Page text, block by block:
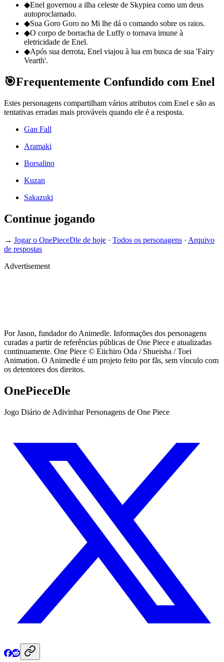
◆Enel governou a ilha celeste de Skypiea como um deus
autoproclamado.
◆Sua Goro Goro no Mi lhe dá o comando sobre os raios.
◆O corpo de borracha de Luffy o tornava imune à
eletricidade de Enel.
◆Após sua derrota, Enel viajou à lua em busca de sua 'Fairy
Vearth'.
🎯Frequentemente Confundido com Enel
Estes personagens compartilham vários atributos com Enel e são as
tentativas erradas mais prováveis quando ele é a resposta.
Gan Fall
Aramaki
Borsalino
Kuzan
Sakazuki
Continue jogando
→ Jogar o OnePieceDle de hoje · Todos os personagens · Arquivo
de respostas
Advertisement
Por Jason, fundador do Animedle. Informações dos personagens
curadas a partir de referências públicas de One Piece e atualizadas
continuamente. One Piece © Eiichiro Oda / Shueisha / Toei
Animation. O Animedle é um projeto feito por fãs, sem vínculo com
os detentores dos direitos.
OnePieceDle
Jogo Diário de Adivinhar Personagens de One Piece